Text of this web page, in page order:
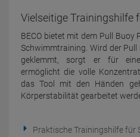
Vielseitige Trainingshilfe
BECO bietet mit dem Pull Buoy
Schwimmtraining. Wird der
geklemmt, sorgt er für
ermöglicht die volle
das Tool mit den Händen
Körperstabilität gearbeitet
Praktische Trainingshilfe für